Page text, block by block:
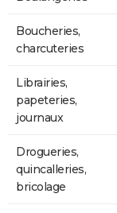
Boucheries,
charcuteries
Librairies,
papeteries,
journaux
Drogueries,
quincalleries,
bricolage